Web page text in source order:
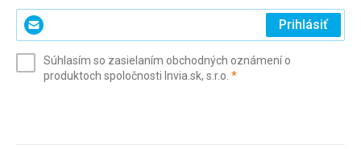
Zadajte
svoj
(povinné)
Prihlásiť
Súhlasím so zasielaním obchodných oznámení o
produktoch spoločnosti Invia.sk, s.r.o. *(povinné)